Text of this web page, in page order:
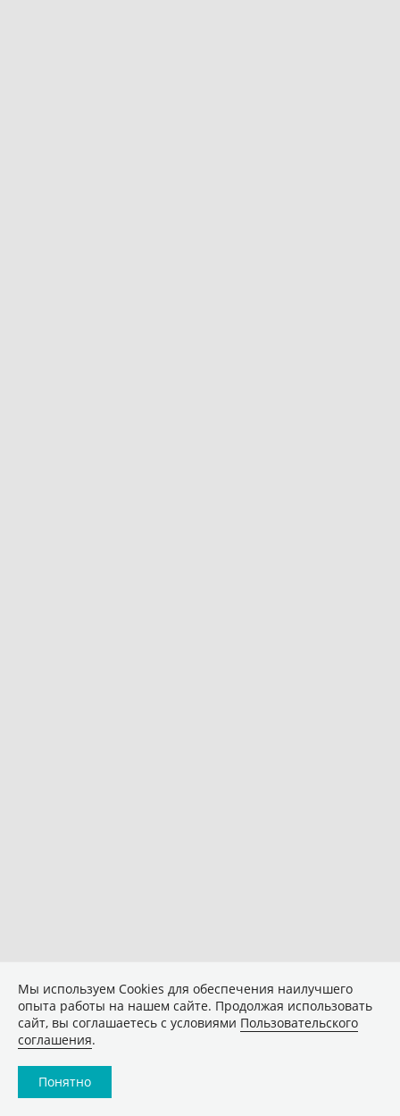
Мы используем Сookies для обеспечения наилучшего
опыта работы на нашем сайте. Продолжая использовать
сайт, вы соглашаетесь с условиями Пользовательского
соглашения.
Понятно